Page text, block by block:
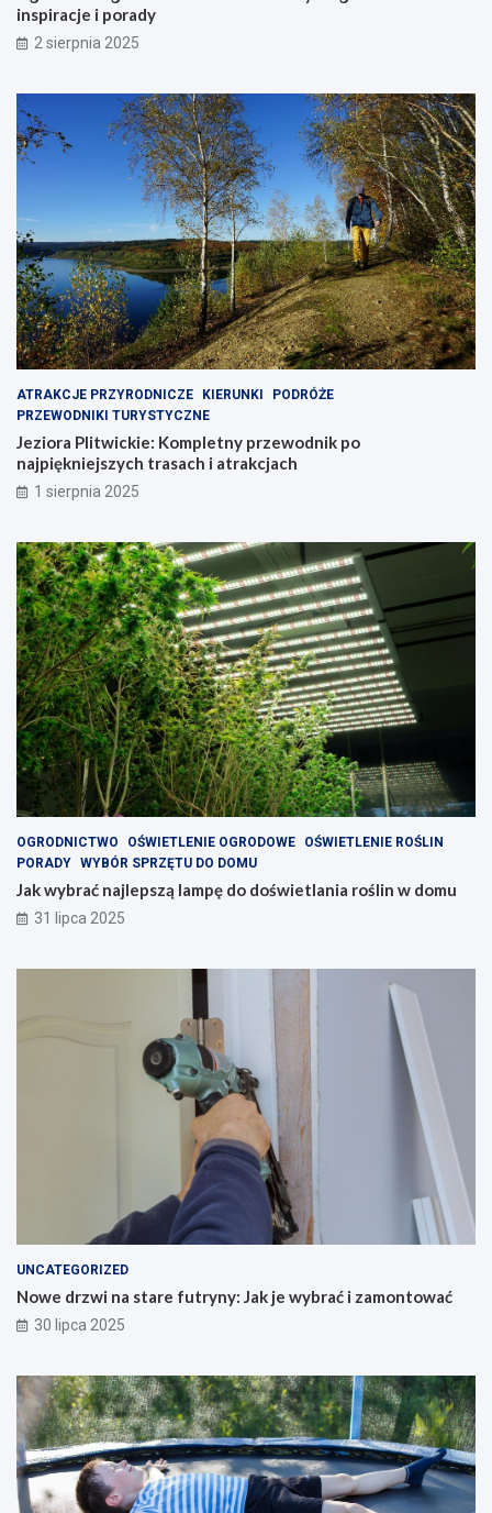
inspiracje i porady
2 sierpnia 2025
ATRAKCJE PRZYRODNICZE KIERUNKI
PODRÓŻE
PRZEWODNIKI TURYSTYCZNE
Jeziora Plitwickie: Kompletny przewodnik po
najpiękniejszych trasach i atrakcjach
1 sierpnia 2025
OGRODNICTWO OŚWIETLENIE OGRODOWE
OŚWIETLENIE ROŚLIN
PORADY WYBÓR SPRZĘTU DO DOMU
Jak wybrać najlepszą lampę do doświetlania roślin w domu
31 lipca 2025
UNCATEGORIZED
Nowe drzwi na stare futryny: Jak je wybrać i zamontować
30 lipca 2025